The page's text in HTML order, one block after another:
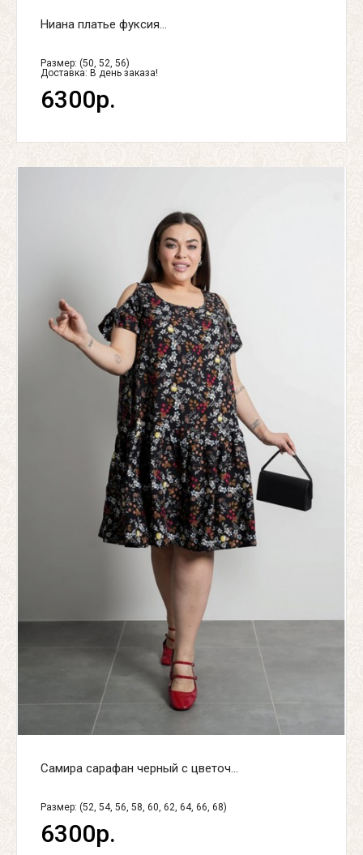
Ниана платье фуксия...
Размер: (50, 52, 56)
Доставка: В день заказа!
6300р.
Самира сарафан черный с цветоч...
Размер: (52, 54, 56, 58, 60, 62, 64, 66, 68)
6300р.